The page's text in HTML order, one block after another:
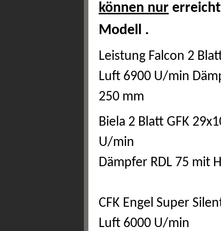
können nur
Modell .
Leistung Falcon 2
Luft 6900 U/min
250 mm
Biela 2 Blatt GFK
U/min
Dämpfer RDL 75 mit
CFK Engel Super
Luft 6000 U/min